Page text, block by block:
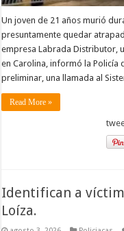
Un joven de 21 años murió
presuntamente quedar
empresa Labrada Distributor,
en Carolina, informó la Policía
preliminar, una llamada al
Read More »
Identifican a
Loíza.